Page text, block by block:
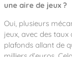
une aire de jeux ?
Oui, plusieurs
jeux, avec des taux
plafonds allant de